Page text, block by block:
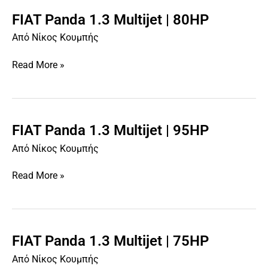
FIAT Panda 1.3 Multijet | 80HP
Από Νίκος Κουμπής
FIAT
Panda
Multijet
Read More »
FIAT Panda 1.3 Multijet | 95HP
Από Νίκος Κουμπής
FIAT
Panda
1.3
Multijet
Read More »
FIAT Panda 1.3 Multijet | 75HP
Από Νίκος Κουμπής
FIAT
Panda
1.3